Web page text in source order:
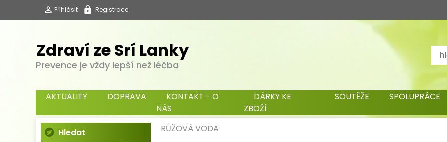
Přihlásit Registrace
Zdraví ze Srí Lanky
Prevence je vždy lepší než léčba
AKTUALITY DOPRAVA
KONTAKT - O
NÁS
DÁRKY KE
ZBOŽÍ
SOUTĚŽE SPOLUPRÁCE
Hledat RŮŽOVÁ VODA